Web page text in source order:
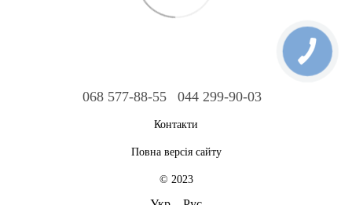
068 577-88-55 044 299-90-03
Контакти
Повна версія сайту
© 2023